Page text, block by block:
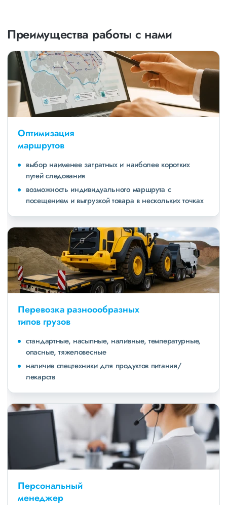
Преимущества работы с нами
Оптимизация
маршрутов
выбор наименее затратных и наиболее коротких
путей следования
возможность индивидуального маршрута с
посещением и выгрузкой товара в нескольких точках
Перевозка разноообразных
типов грузов
стандартные, насыпные, наливные, температурные,
опасные, тяжеловесные
наличие спецтехники для продуктов питания/
лекарств
Персональный
менеджер